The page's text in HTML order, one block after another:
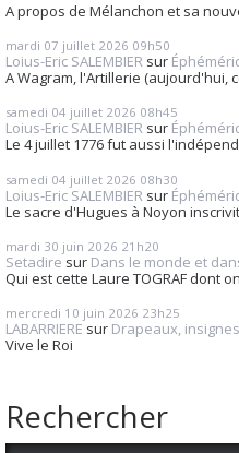
A propos de Mélanchon et sa
mardi 07 juillet 2026 09h50
Loius-Eric SALEMBIER sur
A Wagram, l'Artillerie (aujourd'hui,
samedi 04 juillet 2026 08h45
Loius-Eric SALEMBIER sur
Le 4 juillet 1776 fut aussi
samedi 04 juillet 2026 08h30
Loius-Eric SALEMBIER sur
Le sacre d'Hugues à Noyon
mardi 30 juin 2026 21h20
Setadire sur Dans le monde et
Qui est cette Laure TOGRAF dont
mercredi 10 juin 2026 23h25
LABARRIERE sur Drapeaux,
Vive le Roi
Rechercher